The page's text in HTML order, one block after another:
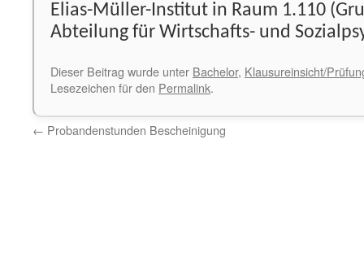
Elias-Müller-Institut in Raum 1.110
Abteilung für Wirtschafts- und
Dieser Beitrag wurde unter Bachelor, Klausureinsicht/
Lesezeichen für den Permalink.
← Probandenstunden Bescheinigung